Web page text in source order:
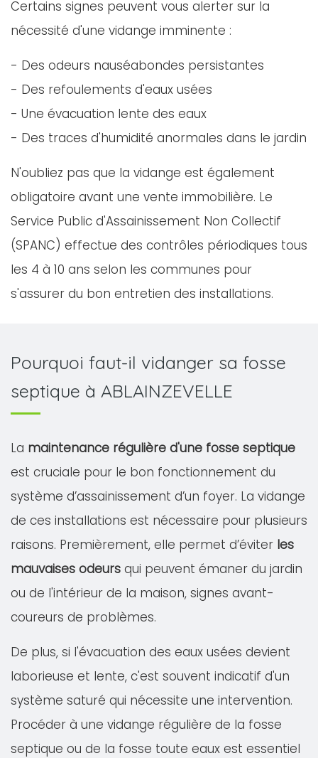
Certains signes peuvent vous alerter sur la
nécessité d'une vidange imminente :
- Des odeurs nauséabondes persistantes
- Des refoulements d'eaux usées
- Une évacuation lente des eaux
- Des traces d'humidité anormales dans le jardin
N'oubliez pas que la vidange est également
obligatoire avant une vente immobilière. Le
Service Public d'Assainissement Non Collectif
(SPANC) effectue des contrôles périodiques tous
les 4 à 10 ans selon les communes pour
s'assurer du bon entretien des installations.
Pourquoi faut-il vidanger sa fosse
septique à ABLAINZEVELLE
La maintenance régulière d'une fosse septique
est cruciale pour le bon fonctionnement du
système d’assainissement d’un foyer. La vidange
de ces installations est nécessaire pour plusieurs
raisons. Premièrement, elle permet d’éviter les
mauvaises odeurs qui peuvent émaner du jardin
ou de l'intérieur de la maison, signes avant-
coureurs de problèmes.
De plus, si l'évacuation des eaux usées devient
laborieuse et lente, c'est souvent indicatif d'un
système saturé qui nécessite une intervention.
Procéder à une vidange régulière de la fosse
septique ou de la fosse toute eaux est essentiel